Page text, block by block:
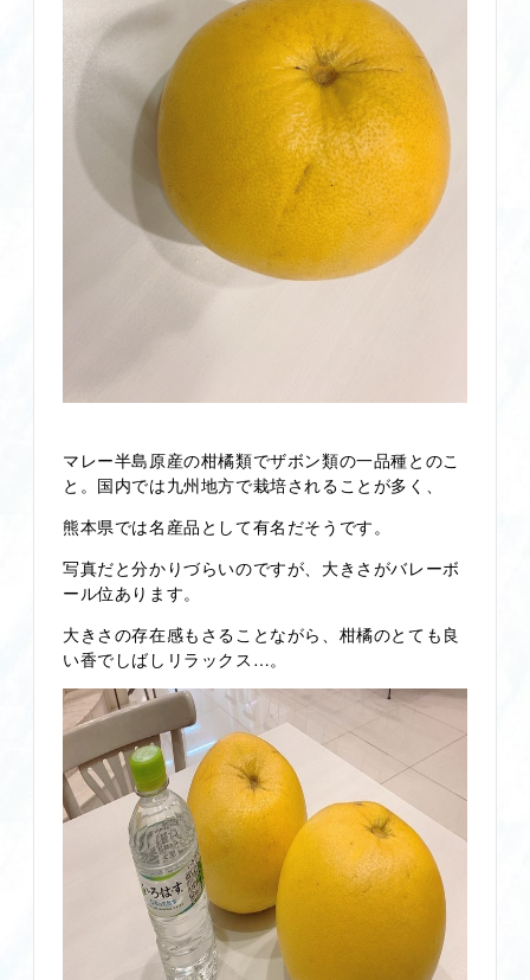
マレー半島原産の柑橘類でザボン類の一品種とのこ
と。国内では九州地方で栽培されることが多く、
熊本県では名産品として有名だそうです。
写真だと分かりづらいのですが、大きさがバレーボ
ール位あります。
大きさの存在感もさることながら、柑橘のとても良
い香でしばしリラックス…。